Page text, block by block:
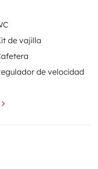
de vajilla
de velocidad